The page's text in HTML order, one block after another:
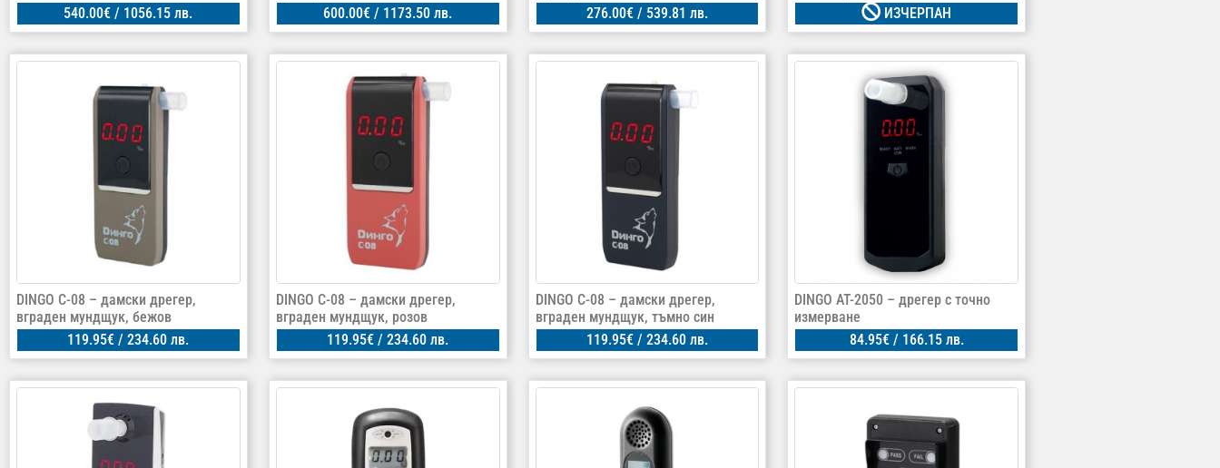
540.00€ / 1056.15 лв.
600.00€ / 1173.50 лв.
276.00€/ 539.81 лв.
ИЗЧЕРПАН
DINGO C-08 – дамски дрегер,
вграден мундщук, бежов
119.95€ / 234.60 лв.
DINGO C-08 – дамски дрегер,
вграден мундщук, розов
119.95€ / 234.60 лв.
DINGO C-08 – дамски дрегер,
вграден мундщук, тъмно син
119.95€/ 234.60 лв.
DINGO AT-2050 – дрегер с точно
измерване
84.95€/ 166.15 лв.